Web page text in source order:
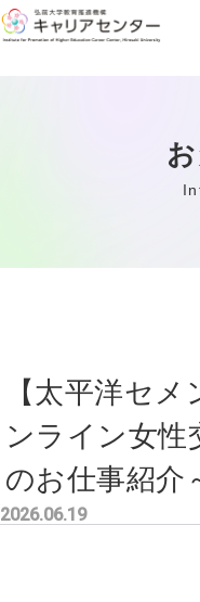
【太平洋セ
ンライン女性
のお仕事紹介
2026.06.19